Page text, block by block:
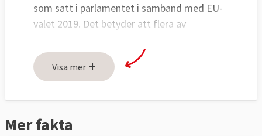
som satt i parlamentet i samband med EU-
valet 2019. Det betyder att flera av
mandatperioden. Klicka på namnen för mer
information.
Jytte Guteland (S)
Visa mer +
Mer fakta